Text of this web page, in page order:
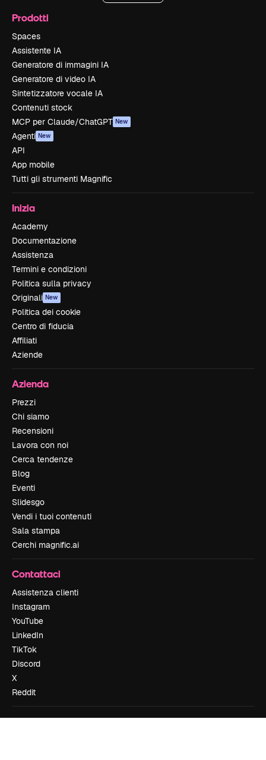
Prodotti
Spaces
Assistente IA
Generatore di immagini IA
Generatore di video IA
Sintetizzatore vocale IA
Contenuti stock
MCP per Claude/ChatGPT New
Agenti New
API
App mobile
Tutti gli strumenti Magnific
Inizia
Academy
Documentazione
Assistenza
Termini e condizioni
Politica sulla privacy
Originali New
Politica dei cookie
Centro di fiducia
Affiliati
Aziende
Azienda
Prezzi
Chi siamo
Recensioni
Lavora con noi
Cerca tendenze
Blog
Eventi
Slidesgo
Vendi i tuoi contenuti
Sala stampa
Cerchi magnific.ai
Contattaci
Assistenza clienti
Instagram
YouTube
LinkedIn
TikTok
Discord
X
Reddit